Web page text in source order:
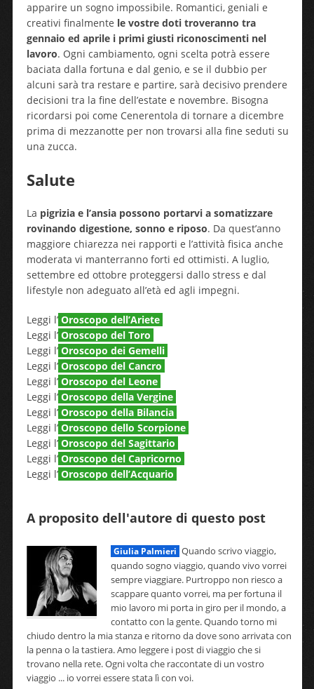
apparire un sogno impossibile. Romantici, geniali e
creativi finalmente le vostre doti troveranno tra
gennaio ed aprile i primi giusti riconoscimenti nel
lavoro. Ogni cambiamento, ogni scelta potrà essere
baciata dalla fortuna e dal genio, e se il dubbio per
alcuni sarà tra restare e partire, sarà decisivo prendere
decisioni tra la fine dell’estate e novembre. Bisogna
ricordarsi poi come Cenerentola di tornare a dicembre
prima di mezzanotte per non trovarsi alla fine seduti su
una zucca.
Salute
La pigrizia e l’ansia possono portarvi a somatizzare
rovinando digestione, sonno e riposo. Da quest’anno
maggiore chiarezza nei rapporti e l’attività fisica anche
moderata vi manterranno forti ed ottimisti. A luglio,
settembre ed ottobre proteggersi dallo stress e dal
lifestyle non adeguato all’età ed agli impegni.
Leggi l’ Oroscopo dell’Ariete
Leggi l’ Oroscopo del Toro
Leggi l’ Oroscopo dei Gemelli
Leggi l’ Oroscopo del Cancro
Leggi l’ Oroscopo del Leone
Leggi l’ Oroscopo della Vergine
Leggi l’ Oroscopo della Bilancia
Leggi l’ Oroscopo dello Scorpione
Leggi l’ Oroscopo del Sagittario
Leggi l’ Oroscopo del Capricorno
Leggi l’ Oroscopo dell’Acquario
A proposito dell'autore di questo post
Giulia Palmieri Quando scrivo viaggio,
quando sogno viaggio, quando vivo vorrei
sempre viaggiare. Purtroppo non riesco a
scappare quanto vorrei, ma per fortuna il
mio lavoro mi porta in giro per il mondo, a
contatto con la gente. Quando torno mi
chiudo dentro la mia stanza e ritorno da dove sono arrivata con
la penna o la tastiera. Amo leggere i post di viaggio che si
trovano nella rete. Ogni volta che raccontate di un vostro
viaggio ... io vorrei essere stata lì con voi.